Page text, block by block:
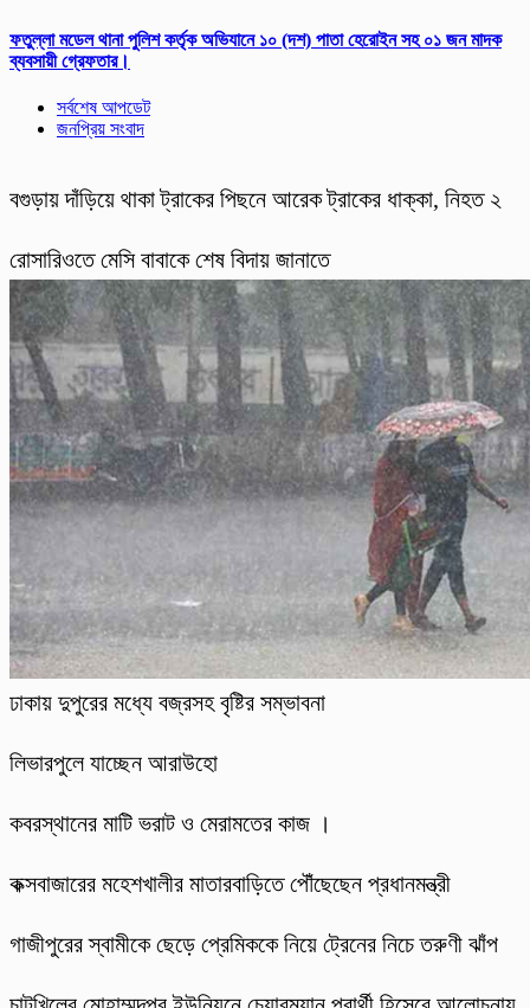
ফতুল্লা মডেল থানা পুলিশ কর্তৃক অভিযানে ১০ (দশ) পাতা হেরোইন সহ ০১ জন মাদক
ব্যবসায়ী গ্রেফতার।
সর্বশেষ আপডেট
জনপ্রিয় সংবাদ
বগুড়ায় দাঁড়িয়ে থাকা ট্রাকের পিছনে আরেক ট্রাকের ধাক্কা, নিহত ২
রোসারিওতে মেসি বাবাকে শেষ বিদায় জানাতে
ঢাকায় দুপুরের মধ্যে বজ্রসহ বৃষ্টির সম্ভাবনা
লিভারপুলে যাচ্ছেন আরাউহো
কবরস্থানের মাটি ভরাট ও মেরামতের কাজ ।
কক্সবাজারের মহেশখালীর মাতারবাড়িতে পৌঁছেছেন প্রধানমন্ত্রী
গাজীপুরের স্বামীকে ছেড়ে প্রেমিককে নিয়ে ট্রেনের নিচে তরুণী ঝাঁপ